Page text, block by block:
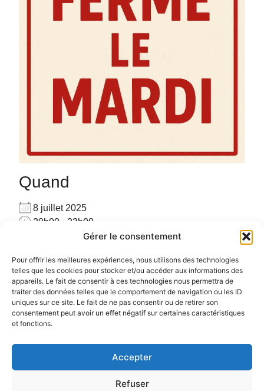
Gérer le consentement
Pour offrir les meilleures expériences, nous utilisons des technologies
telles que les cookies pour stocker et/ou accéder aux informations des
appareils. Le fait de consentir à ces technologies nous permettra de
traiter des données telles que le comportement de navigation ou les ID
uniques sur ce site. Le fait de ne pas consentir ou de retirer son
consentement peut avoir un effet négatif sur certaines caractéristiques
et fonctions.
Accepter
Refuser
Quand
8 juillet 2025
20h00 - 23h00
Ajouter au Calendrier
Télécharger ICS
Calendrier Google
06.72.78.97.17
Pour plus d’informations :cliquez ici